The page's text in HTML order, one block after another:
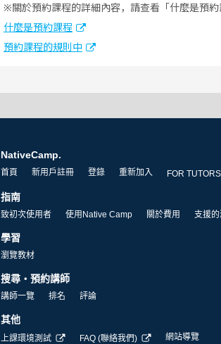
關於預約課程的詳細內容，請查看「什麼是預約
什麼是預約課程
預約課程的規則中
NativeCamp.
首頁 新用戶註冊 登錄 重新加入 FOR TUTORS
指南
致初次使用者 使用Native Camp 關於費用 支援
學習
瀏覽教材
搜尋・預約講師
講師一覽 排名 評論
其他
上課環境測試 FAQ (聯絡我們) 網站導覽